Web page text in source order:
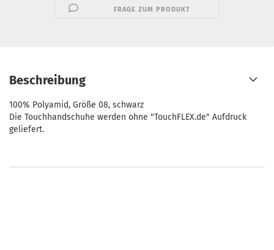
FRAGE ZUM PRODUKT
Beschreibung
100% Polyamid, Größe 08, schwarz
Die Touchhandschuhe werden ohne "TouchFLEX.de" Aufdruck
geliefert.